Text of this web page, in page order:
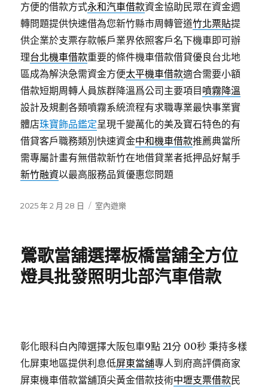
方便的借款方式永和汽車借款資金協助民眾在資金週
轉問題提供快速借為您新竹縣市周轉管道竹北票貼提
供企業於支票存款帳戶業界依照客戶名下機車即可辦
理台北機車借款重要的條件機車借款借貸優良台北地
區成為解決急需資金方便太平機車借款適合需要小額
借款短期周轉人員族群降溫爲公司主要項目 噴霧降溫
設計及規劃各類噴霧系統流程有求職專業最快事業實
體店珠寶飾品鑑定呈現千變萬化的美及寶石特色的有
借貸客戶職務類別快速資金中和機車借款推薦典當所
需專屬計畫有無借款新竹在地借貸業者抵押品好幫手
新竹融資以最高服務品質優惠您問題
發
2025 年 2 月 28 日
分
室內遊樂
鶯歌當舖選擇板橋當舖全方位
燈具批發照明北部汽車借款
彰化眼科白內障選擇大阪包車9點 21分 00秒 秉持多樣
化屏東地區提供利息低屏東當舖專人到府高評價商家
屏東機車借款當舖頂尖黃金借款技術中壢支票借款民